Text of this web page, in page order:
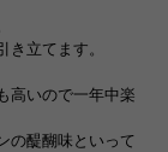
立てます。
高いので一年中楽
の醍醐味といって